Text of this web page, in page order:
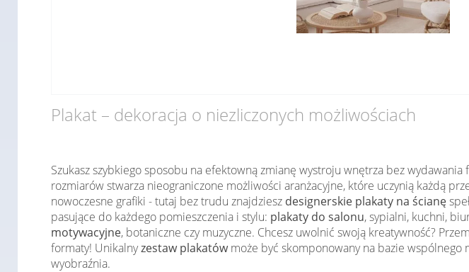
Plakat – dekoracja o niezliczonych możliwościach
Szukasz szybkiego sposobu na efektowną zmianę wystroju wnętrza bez wydawania
rozmiarów stwarza nieograniczone możliwości aranżacyjne, które uczynią każdą
nowoczesne grafiki - tutaj bez trudu znajdziesz designerskie plakaty na ścianę
pasujące do każdego pomieszczenia i stylu: plakaty do salonu, sypialni, kuchni,
motywacyjne, botaniczne czy muzyczne. Chcesz uwolnić swoją kreatywność?
formaty! Unikalnyzestaw plakatówmoże być skomponowany na bazie wspólnego
wyobraźnia.